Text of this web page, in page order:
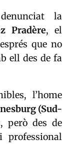
la
Pradère, el
que no
ell des de fa
l’home
(Sud-
però des de